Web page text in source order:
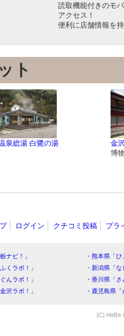
読取機能付きのモ
アクセス！
便利に店舗情報を
ト
泉総湯 白鷺の湯
金
博
ログイン クチコミ投稿 プラ
ナビ！」
・熊本県「
くラボ！」
・新潟県「
んラボ！」
・香川県「
沢ラボ！」
・鹿児島県
(C) HitBit